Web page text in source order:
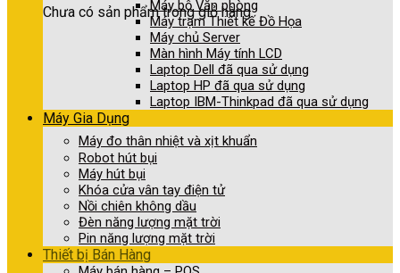
Chưa có sản phẩm trong giỏ hàng.
Máy bộ Văn phòng
Máy trạm Thiết kế Đồ Họa
Máy chủ Server
Màn hình Máy tính LCD
Laptop Dell đã qua sử dụng
Laptop HP đã qua sử dụng
Laptop IBM-Thinkpad đã qua sử dụng
Máy Gia Dụng
Máy đo thân nhiệt và xịt khuẩn
Robot hút bụi
Máy hút bụi
Khóa cửa vân tay điện tử
Nồi chiên không dầu
Đèn năng lượng mặt trời
Pin năng lượng mặt trời
Thiết bị Bán Hàng